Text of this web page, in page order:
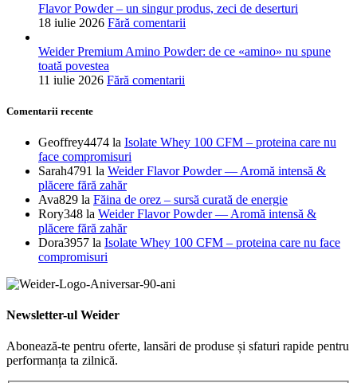
Flavor Powder – un singur produs, zeci de deserturi
18 iulie 2026 Fără comentarii
Weider Premium Amino Powder: de ce «amino» nu spune
toată povestea
11 iulie 2026 Fără comentarii
Comentarii recente
Geoffrey4474 la Isolate Whey 100 CFM – proteina care nu
face compromisuri
Sarah4791 la Weider Flavor Powder — Aromă intensă &
plăcere fără zahăr
Ava829 la Făina de orez – sursă curată de energie
Rory348 la Weider Flavor Powder — Aromă intensă &
plăcere fără zahăr
Dora3957 la Isolate Whey 100 CFM – proteina care nu face
compromisuri
Newsletter-ul Weider
Abonează-te pentru oferte, lansări de produse și sfaturi rapide pentru
performanța ta zilnică.